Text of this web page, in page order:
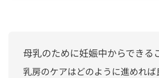
母乳のために妊娠中からできる
乳房のケアはどのように進めれ